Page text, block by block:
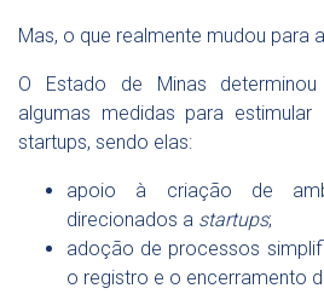
Mas, o que realmente mudou para
O Estado de Minas
algumas medidas para
startups, sendo elas:
apoio à criação de
direcionados a startups;
adoção de processos
o registro e o encerramento